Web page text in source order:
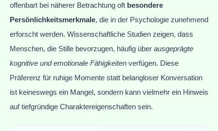
offenbart bei näherer Betrachtung oft besondere
Persönlichkeitsmerkmale, die in der Psychologie zunehmend
erforscht werden. Wissenschaftliche Studien zeigen, dass
Menschen, die Stille bevorzugen, häufig über ausgeprägte
kognitive und emotionale Fähigkeiten verfügen. Diese
Präferenz für ruhige Momente statt belangloser Konversation
ist keineswegs ein Mangel, sondern kann vielmehr ein Hinweis
auf tiefgründige Charaktereigenschaften sein.